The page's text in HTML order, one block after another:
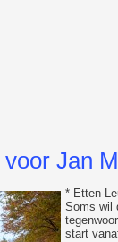
Jan
* Etten-
Soms wil
start